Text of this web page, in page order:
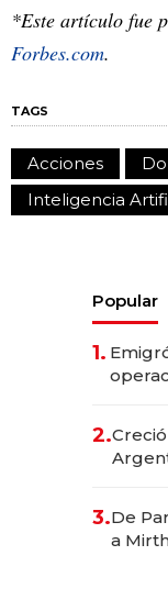
*Este artículo fue
Forbes.com.
TAGS
Acciones
Inteligencia
Popular
1.
2.
las
3.De
a